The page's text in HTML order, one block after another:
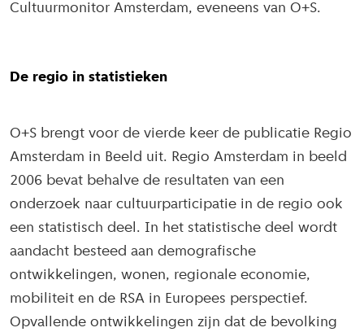
Cultuurmonitor Amsterdam, eveneens van O+S.
De regio in statistieken
O+S brengt voor de vierde keer de publicatie Regio
Amsterdam in Beeld uit. Regio Amsterdam in beeld
2006 bevat behalve de resultaten van een
onderzoek naar cultuurparticipatie in de regio ook
een statistisch deel. In het statistische deel wordt
aandacht besteed aan demografische
ontwikkelingen, wonen, regionale economie,
mobiliteit en de RSA in Europees perspectief.
Opvallende ontwikkelingen zijn dat de bevolking